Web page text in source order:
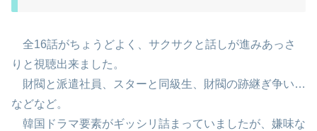
全16話がちょうどよく、サクサクと話しが進みあっさ
りと視聴出来ました。
財閥と派遣社員、スターと同級生、財閥の跡継ぎ争い…
などなど。
韓国ドラマ要素がギッシリ詰まっていましたが、嫌味な